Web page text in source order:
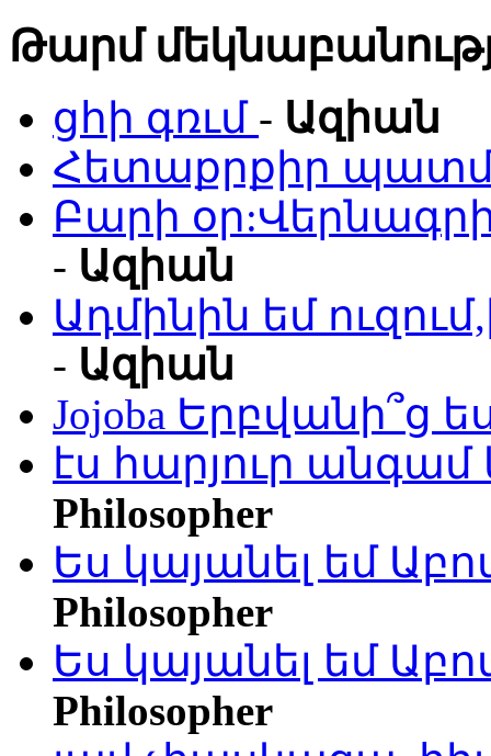
Թարմ
ցհի գռւմ - Ազիան
Հետաքրքիր
Բարի
- Ազիան
Ադմինին եմ
- Ազիան
Jojoba Երբվանի՞ց
էս հարյուր
Philosopher
Ես կայանել եմ
Philosopher
Ես կայանել եմ
Philosopher